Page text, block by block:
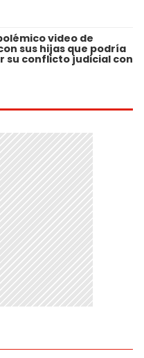
video de
sus hijas que podría
su conflicto judicial con